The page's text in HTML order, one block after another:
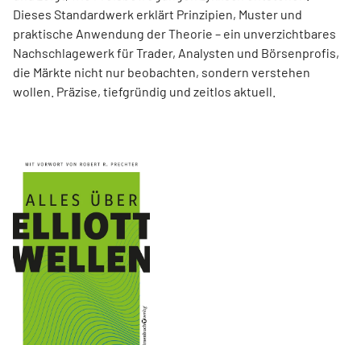
Dieses Standardwerk erklärt Prinzipien, Muster und
praktische Anwendung der Theorie – ein unverzichtbares
Nachschlagewerk für Trader, Analysten und Börsenprofis,
die Märkte nicht nur beobachten, sondern verstehen
wollen. Präzise, tiefgründig und zeitlos aktuell.